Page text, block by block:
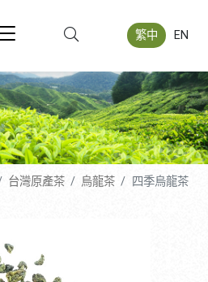
繁中 EN
台灣原產茶 烏龍茶 四季烏龍茶